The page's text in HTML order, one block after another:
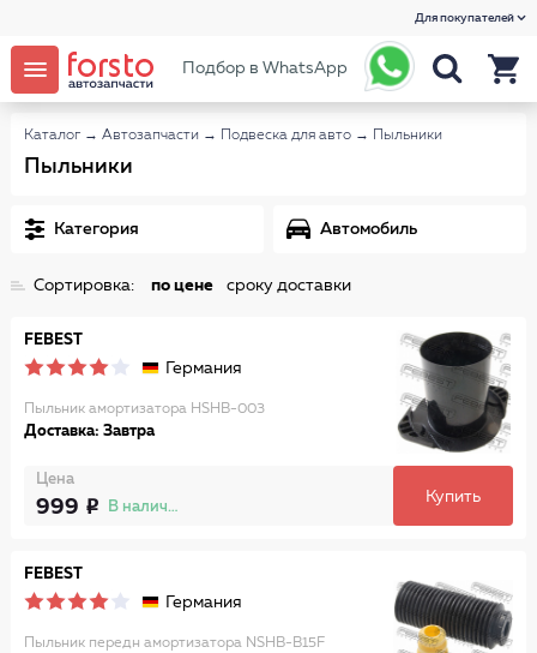
Для покупателей
Подбор в WhatsApp
Каталог → Автозапчасти → Подвеска для авто → Пыльники
Пыльники
Категория Автомобиль
Сортировка: по цене сроку доставки
FEBEST
Германия
Пыльник амортизатора HSHB-003
Доставка: Завтра
Цена
999 В наличии
Купить
FEBEST
Германия
Пыльник передн амортизатора NSHB-B15F